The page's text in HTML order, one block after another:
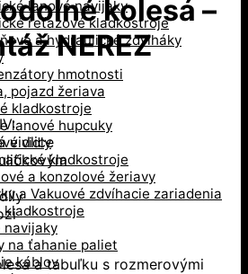
lanové navijaky
reťazové kladkostroje
a hydraulické zdviháky
hmotnosti
pojazd žeriava
kladkostroje
lanové hupcuky
vidly
kladkostroje
a konzolové žeriavy
a Vakuové zdvíhacie zariadenia
kladkostroje
navijaky
na ťahanie paliet
káblov
kolesá –
NEREZ
vidlice
a tabuľku s rozmerovými